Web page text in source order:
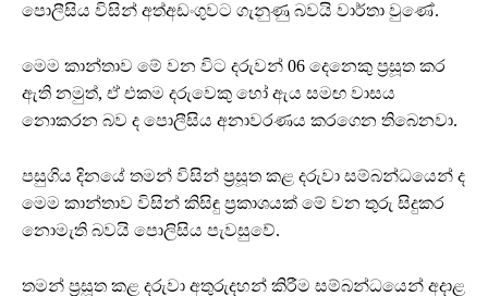
පොලීසිය විසින් අත්අඩංගුවට ගැනුණු බවයි වාර්තා වුණේ.
මෙම කාන්තාව මේ වන විට දරුවන් 06 දෙනෙකු ප්‍රසූත කර
ඇති නමුත්, ඒ එකම දරුවෙකු හෝ ඇය සමඟ වාසය
නොකරන බව ද පොලීසිය අනාවරණය කරගෙන තිබෙනවා.
පසුගිය දිනයේ තමන් විසින් ප්‍රසූත කළ දරුවා සම්බන්ධයෙන් ද
මෙම කාන්තාව විසින් කිසිඳු ප්‍රකාශයක් මේ වන තුරු සිදුකර
නොමැති බවයි පොලිසිය පැවසුවේ.
තමන් ප්‍රසූත කළ දරුවා අතුරුදහන් කිරීම සම්බන්ධයෙන් අදාළ